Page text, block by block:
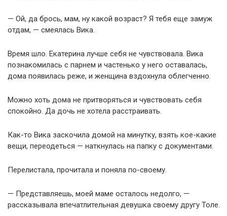
— Ой, да брось, мам, ну какой возраст? Я тебя еще замуж
отдам, — смеялась Вика.
Время шло. Екатерина лучше себя не чувствовала. Вика
познакомилась с парнем и частенько у него оставалась,
дома появилась реже, и женщина вздохнула облегченно.
Можно хоть дома не притворяться и чувствовать себя
спокойно. Да дочь не хотела расстраивать.
Как-то Вика заскочила домой на минутку, взять кое-какие
вещи, переодеться — наткнулась на папку с документами.
Перелистала, прочитала и поняла по-своему.
— Представляешь, моей маме осталось недолго, —
рассказывала впечатлительная девушка своему другу Толе.